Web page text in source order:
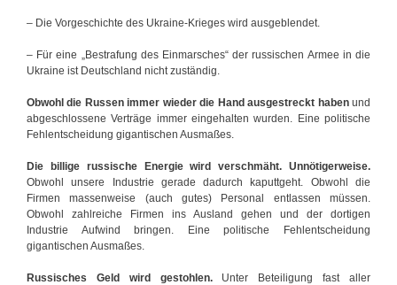
– Die Vorgeschichte des Ukraine-Krieges wird ausgeblendet.
– Für eine „Bestrafung des Einmarsches“ der russischen Armee in die
Ukraine ist Deutschland nicht zuständig.
Obwohl die Russen immer wieder die Hand ausgestreckt habenund
abgeschlossene Verträge immer eingehalten wurden. Eine politische
Fehlentscheidung gigantischen Ausmaßes.
Die billige russische Energie wird verschmäht. Unnötigerweise.
Obwohl unsere Industrie gerade dadurch kaputtgeht. Obwohl die
Firmen massenweise (auch gutes) Personal entlassen müssen.
Obwohl zahlreiche Firmen ins Ausland gehen und der dortigen
Industrie Aufwind bringen. Eine politische Fehlentscheidung
gigantischen Ausmaßes.
Russisches Geld wird gestohlen.Unter Beteiligung fast aller